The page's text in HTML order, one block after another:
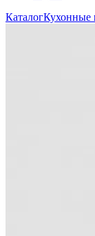
КаталогКухонные